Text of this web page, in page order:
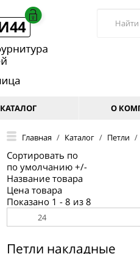
КАТАЛОГ О
Главная / Каталог / Петли /
Сортировать по
по умолчанию +/-
Название товара
Цена товара
Показано 1 - 8 из 8
Петли накладные